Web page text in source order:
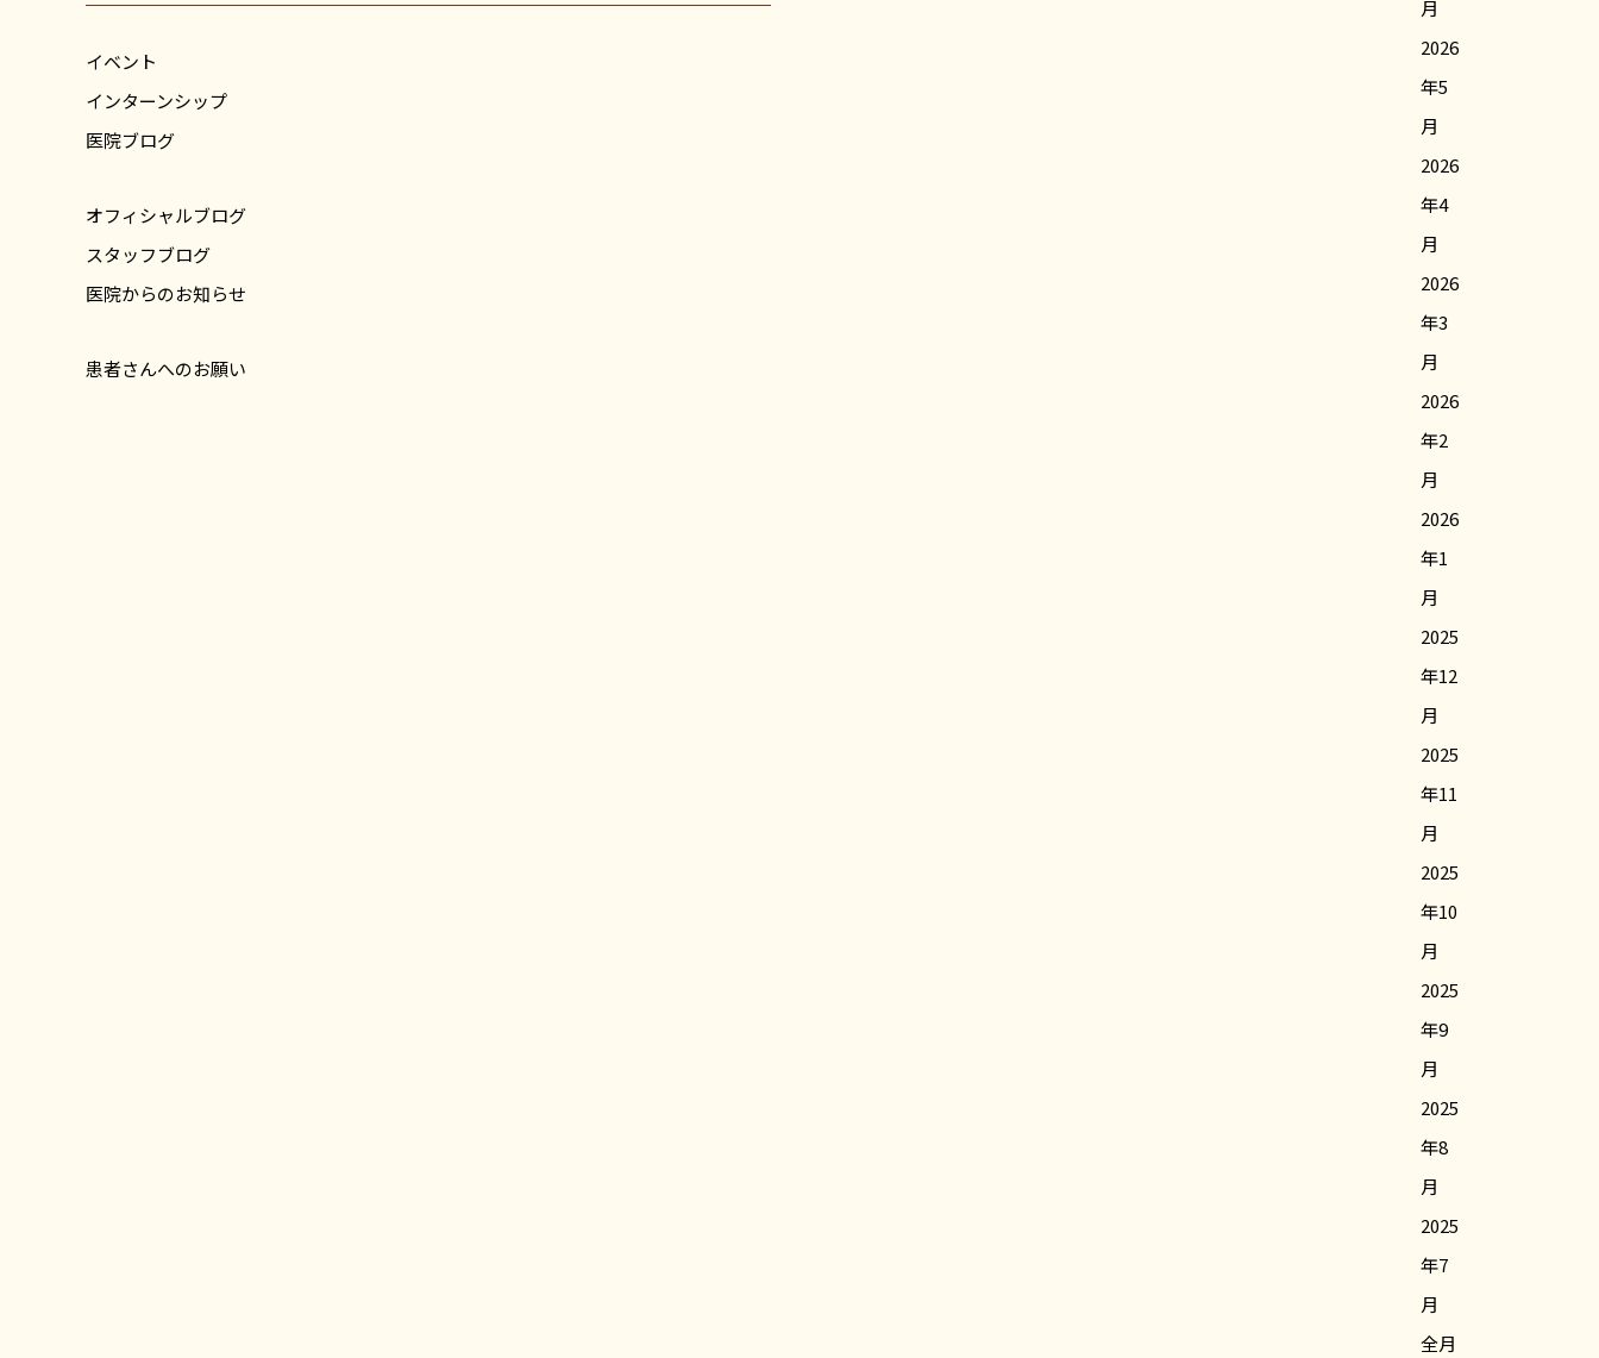
イベント
インターンシップ
医院ブログ
オフィシャルブログ
スタッフブログ
医院からのお知らせ
患者さんへのお願い
月
2026
年5
月
2026
年4
月
2026
年3
月
2026
年2
月
2026
年1
月
2025
年12
月
2025
年11
月
2025
年10
月
2025
年9
月
2025
年8
月
2025
年7
月
全月